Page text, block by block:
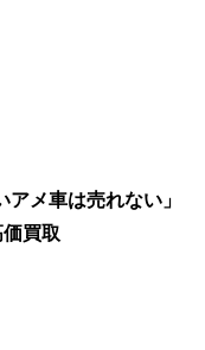
メ車は売れない」
買取